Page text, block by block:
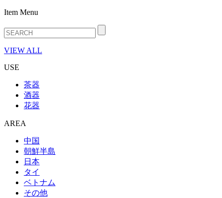
Item Menu
VIEW ALL
USE
茶器
酒器
花器
AREA
中国
朝鮮半島
日本
タイ
ベトナム
その他